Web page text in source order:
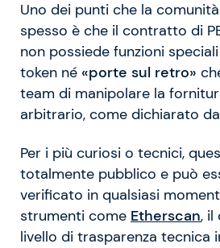
Uno dei punti che la
spesso è che il contratto di
non possiede funzioni
token né «porte sul retro»
team di manipolare la
arbitrario, come dichiarato
Per i più curiosi o tecnici,
totalmente pubblico e può
verificato in qualsiasi
strumenti come Etherscan, il
livello di trasparenza tecnica